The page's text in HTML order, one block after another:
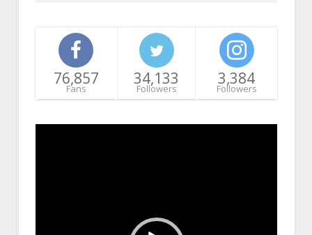
76,857
Fans
34,133
Followers
3,384
Followers